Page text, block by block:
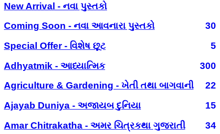
New Arrival - નવા પુસ્તકો
Coming Soon - નવા આવનારા પુસ્તકો
30
Special Offer - વિશેષ છૂટ
5
Adhyatmik - આધ્યાત્મિક
300
Agriculture & Gardening - ખેતી તથા બાગવાની
22
Ajayab Duniya - અજાયબ દુનિયા
15
Amar Chitrakatha - અમર ચિત્રકથા ગુજરાતી
34